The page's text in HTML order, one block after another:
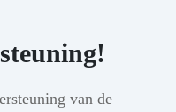
van de